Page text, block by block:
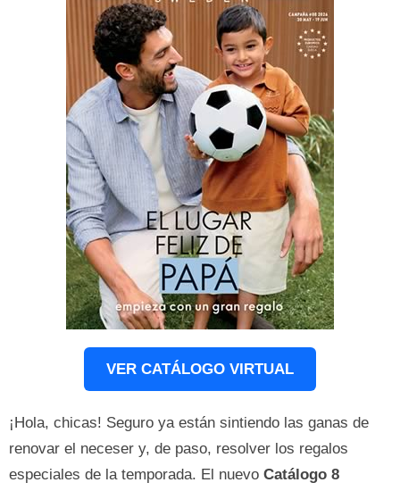
VER CATÁLOGO VIRTUAL
¡Hola, chicas! Seguro ya están sintiendo las ganas de
renovar el neceser y, de paso, resolver los regalos
especiales de la temporada. El nuevo Catálogo 8